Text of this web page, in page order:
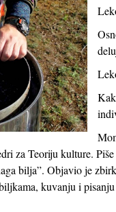
za Teoriju kulture.
bilja”. Objavio je
kuvanju i